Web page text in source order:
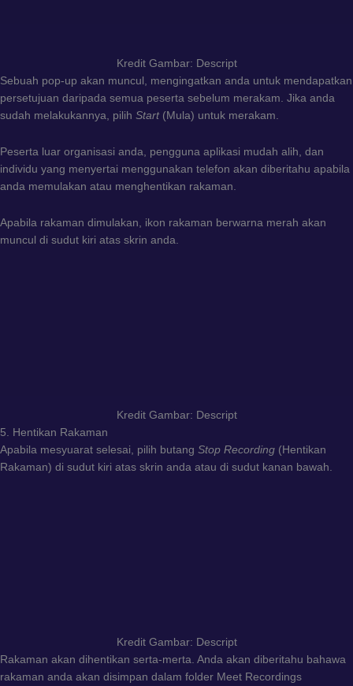
Kredit Gambar: Descript
Sebuah pop-up akan muncul, mengingatkan anda untuk mendapatkan
persetujuan daripada semua peserta sebelum merakam. Jika anda
sudah melakukannya, pilih Start(Mula) untuk merakam.
Peserta luar organisasi anda, pengguna aplikasi mudah alih, dan
individu yang menyertai menggunakan telefon akan diberitahu apabila
anda memulakan atau menghentikan rakaman.
Apabila rakaman dimulakan, ikon rakaman berwarna merah akan
muncul di sudut kiri atas skrin anda.
Kredit Gambar: Descript
5. Hentikan Rakaman
Apabila mesyuarat selesai, pilih butang Stop Recording (Hentikan
Rakaman) di sudut kiri atas skrin anda atau di sudut kanan bawah.
Kredit Gambar: Descript
Rakaman akan dihentikan serta-merta. Anda akan diberitahu bahawa
rakaman anda akan disimpan dalam folder Meet Recordings